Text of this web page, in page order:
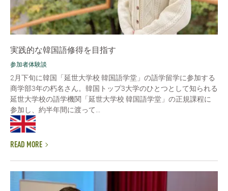
実践的な韓国語修得を目指す
参加者体験談
2月下旬に韓国「延世大学校 韓国語学堂」の語学留学に参加する
商学部3年の朽名さん。韓国トップ3大学のひとつとして知られる
延世大学校の語学機関「延世大学校 韓国語学堂」の正規課程に
参加し、約半年間に渡って...
READ MORE